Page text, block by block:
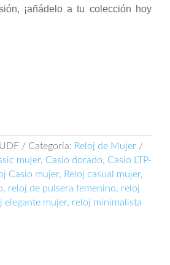
¡añádelo a tu colección hoy
Categoría: Reloj de Mujer
mujer, Casio dorado, Casio LTP-
Casio mujer, Reloj casual mujer,
, reloj de pulsera femenino, reloj
elegante mujer, reloj minimalista